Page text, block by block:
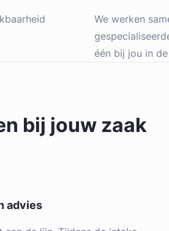
We werken
één bij jou in
bij jouw zaak
advies